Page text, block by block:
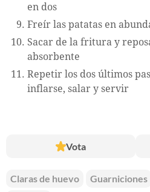
en dos
Freír las patatas en
Sacar de la fritura y
absorbente
Repetir los dos últimos
inflarse, salar y servir
Vota
Claras de huevo Guarniciones